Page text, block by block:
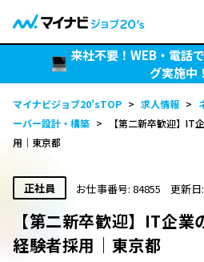
来社不要！WEB・電話
グ実施中！
マイナビジョブ20’sTOP > 求人情報 >
ーバー設計・構築 >
【第二新卒歓迎】IT
用｜東京都
正社員 お仕事番号: 84855 更新日
【第二新卒歓迎】IT企業
経験者採用｜東京都